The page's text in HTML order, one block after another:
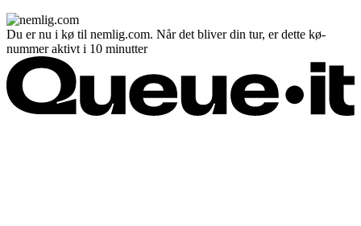
Du er nu i kø til nemlig.com. Når det bliver din tur, er dette kø-
nummer aktivt i 10 minutter